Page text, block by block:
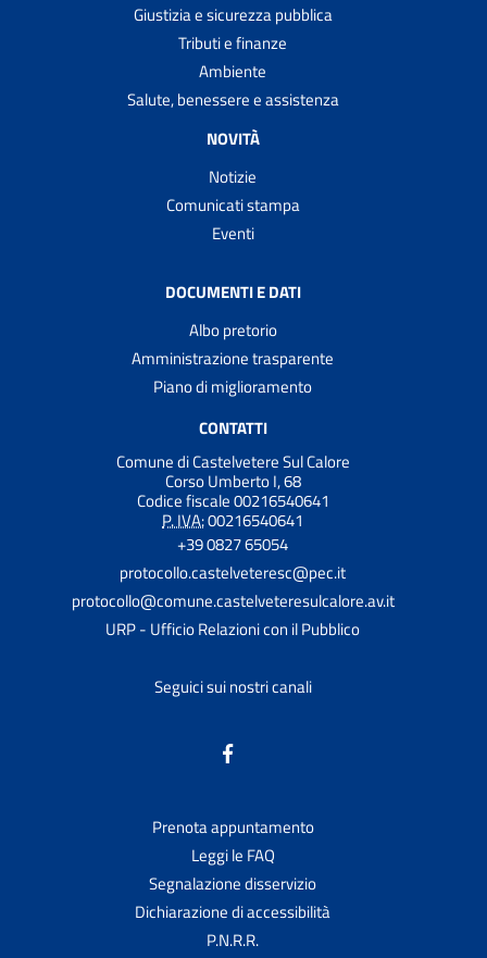
Giustizia e sicurezza pubblica
Tributi e finanze
Ambiente
Salute, benessere e assistenza
NOVITÀ
Notizie
Comunicati stampa
Eventi
DOCUMENTI E DATI
Albo pretorio
Amministrazione trasparente
Piano di miglioramento
CONTATTI
Comune di Castelvetere Sul Calore
Corso Umberto I, 68
Codice fiscale 00216540641
P. IVA:00216540641
+39 0827 65054
protocollo.castelveteresc@pec.it
protocollo@comune.castelveteresulcalore.av.it
URP - Ufficio Relazioni con il Pubblico
Seguici sui nostri canali
Prenota appuntamento
Leggi le FAQ
Segnalazione disservizio
Dichiarazione di accessibilità
P.N.R.R.